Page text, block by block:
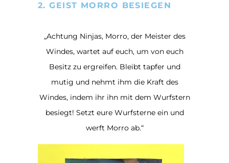
2. GEIST MORRO BESIEGEN
„Achtung Ninjas, Morro, der Meister des
Windes, wartet auf euch, um von euch
Besitz zu ergreifen. Bleibt tapfer und
mutig und nehmt ihm die Kraft des
Windes, indem ihr ihn mit dem Wurfstern
besiegt! Setzt eure Wurfsterne ein und
werft Morro ab.“